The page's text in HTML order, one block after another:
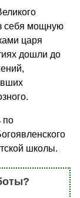
себя мощную
царя
дошли до
по
школы.